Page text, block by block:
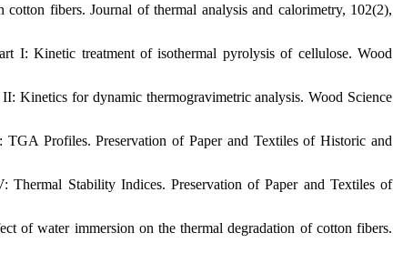
fibers. Journal of thermal analysis and calorimetry, 102(2),
I: Kinetic treatment of isothermal pyrolysis of cellulose. Wood
Kinetics for dynamic thermogravimetric analysis. Wood Science
Profiles. Preservation of Paper and Textiles of Historic and
Stability Indices. Preservation of Paper and Textiles of
of water immersion on the thermal degradation of cotton fibers.